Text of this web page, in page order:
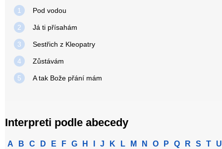
1 Pod vodou
2 Já ti přísahám
3 Sestřich z Kleopatry
4 Zůstávám
5 A tak Bože přání mám
Interpreti podle abecedy
A B C D E F G H J K L M N O P Q R S T U